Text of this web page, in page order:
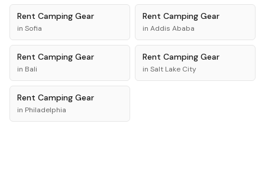
Rent Camping Gear
in Sofia
Rent Camping Gear
in Addis Ababa
Rent Camping Gear
in Bali
Rent Camping Gear
in Salt Lake City
Rent Camping Gear
in Philadelphia